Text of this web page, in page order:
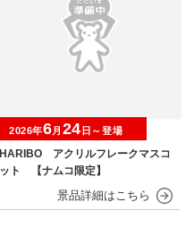
HARIBO アクリルフレークマスコ
ット 【ナムコ限定】
2026年6月 24 日～登場